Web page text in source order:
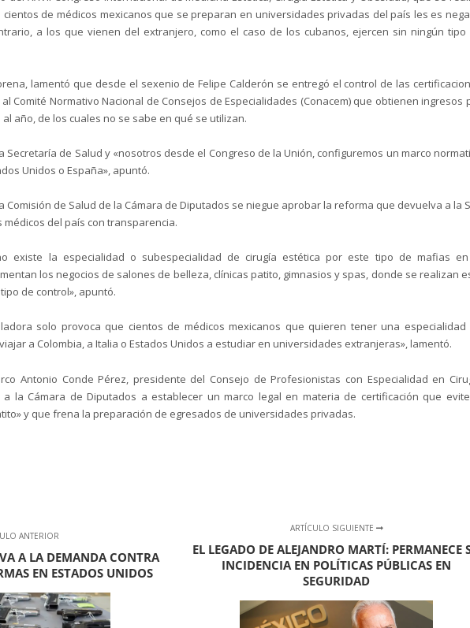
cientos de médicos mexicanos que se preparan en universidades privadas del país les es
a los que vienen del extranjero, como el caso de los cubanos, ejercen sin ningún tipo
lamentó que desde el sexenio de Felipe Calderón se entregó el control de las
Comité Normativo Nacional de Consejos de Especialidades (Conacem) que obtienen ingresos
año, de los cuales no se sabe en qué se utilizan.
Secretaría de Salud y «nosotros desde el Congreso de la Unión, configuremos un marco
Unidos o España», apuntó.
Comisión de Salud de la Cámara de Diputados se niegue aprobar la reforma que devuelva a la
del país con transparencia.
existe la especialidad o subespecialidad de cirugía estética por este tipo de mafias
los negocios de salones de belleza, clínicas patito, gimnasios y spas, donde se realizan
de control», apuntó.
solo provoca que cientos de médicos mexicanos que quieren tener una especialidad
a Colombia, a Italia o Estados Unidos a estudiar en universidades extranjeras», lamentó.
Antonio Conde Pérez, presidente del Consejo de Profesionistas con Especialidad en
a la Cámara de Diputados a establecer un marco legal en materia de certificación que
y que frena la preparación de egresados de universidades privadas.
ANTERIOR
A LA DEMANDA CONTRA
EN ESTADOS UNIDOS
ARTÍCULO SIGUIENTE
EL LEGADO DE ALEJANDRO MARTÍ: PERMANECE
INCIDENCIA EN POLÍTICAS PÚBLICAS EN
SEGURIDAD